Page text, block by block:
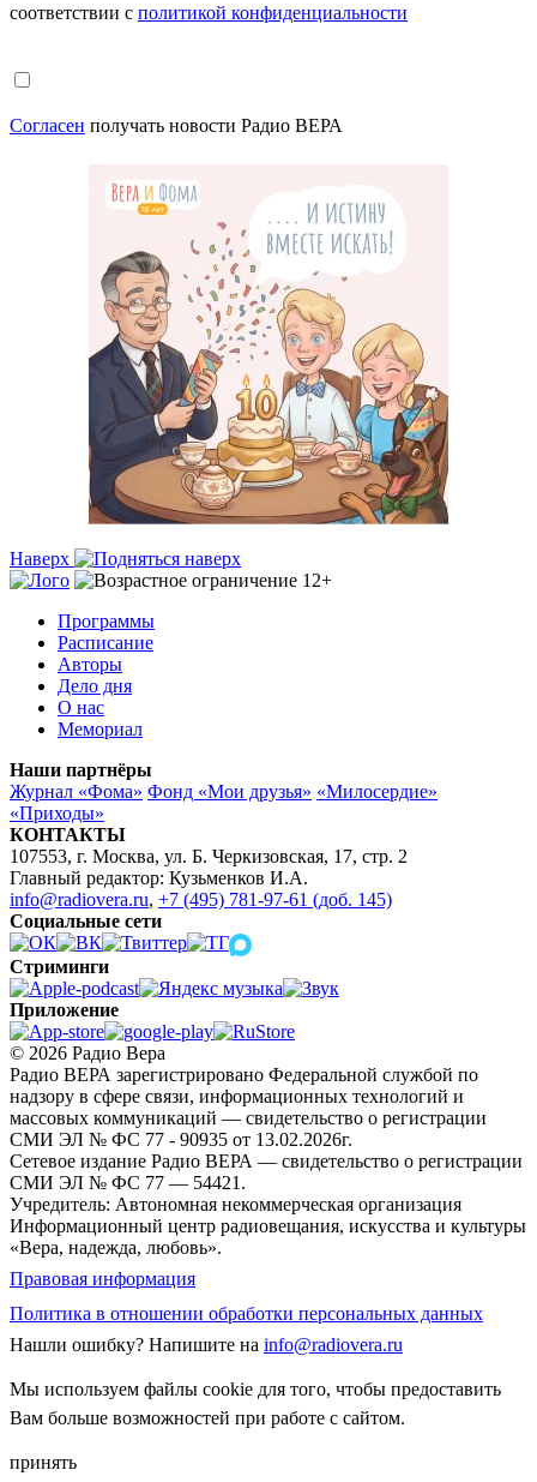
соответствии с политикой конфиденциальности
Согласен получать новости Радио ВЕРА
Наверх
Программы
Расписание
Авторы
Дело дня
О нас
Мемориал
Наши партнёры
Журнал «Фома» Фонд «Мои друзья» «Милосердие»
«Приходы»
КОНТАКТЫ
107553, г. Москва, ул. Б. Черкизовская, 17, стр. 2
Главный редактор: Кузьменков И.А.
info@radiovera.ru, +7 (495) 781-97-61 (доб. 145)
Социальные сети
Стриминги
Приложение
© 2026 Радио Вера
Радио ВЕРА зарегистрировано Федеральной службой по
надзору в сфере связи, информационных технологий и
массовых коммуникаций — свидетельство о регистрации
СМИ ЭЛ № ФС 77 - 90935 от 13.02.2026г.
Сетевое издание Радио ВЕРА — свидетельство о регистрации
СМИ ЭЛ № ФС 77 — 54421.
Учредитель: Автономная некоммерческая организация
Информационный центр радиовещания, искусства и культуры
«Вера, надежда, любовь».
Правовая информация
Политика в отношении обработки персональных данных
Нашли ошибку? Напишите на info@radiovera.ru
Мы используем файлы cookie для того, чтобы предоставить
Вам больше возможностей при работе с сайтом.
принять